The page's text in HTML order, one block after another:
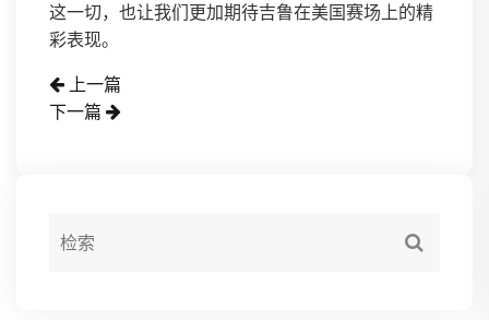
这一切，也让我们更加期待吉鲁在美国赛场上的精
彩表现。
上一篇
下一篇